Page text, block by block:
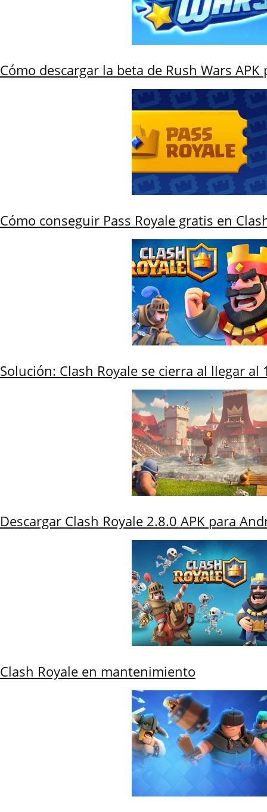
Cómo descargar la beta de Rush Wars
Cómo conseguir Pass Royale gratis en
Solución: Clash Royale se cierra al llegar al
Descargar Clash Royale 2.8.0 APK para
Clash Royale en mantenimiento